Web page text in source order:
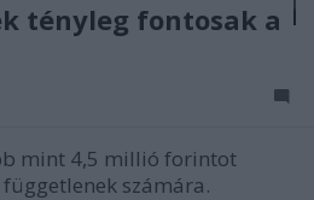
tényleg fontosak a
mint 4,5 millió forintot
számára.